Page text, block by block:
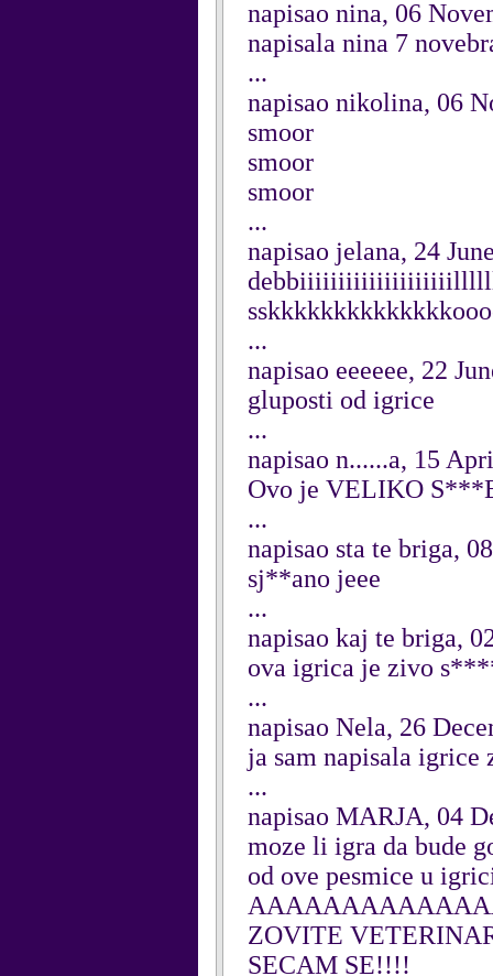
napisao nina, 06
napisala nina 7
...
napisao nikolina, 06
smoor
smoor
smoor
...
napisao jelana, 24
...
napisao eeeeee, 22
gluposti od igrice
...
napisao n......a, 15
Ovo je VELIKO
...
napisao sta te briga,
sj**ano jeee
...
napisao kaj te briga,
ova igrica je zivo
...
napisao Nela, 26
ja sam napisala igrice
...
napisao MARJA, 04
moze li igra da bude
od ove pesmice u
ZOVITE
SECAM SE!!!!